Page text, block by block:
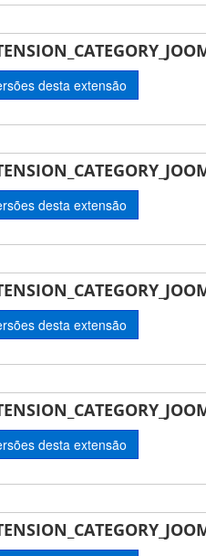
desta extensão
desta extensão
desta extensão
desta extensão